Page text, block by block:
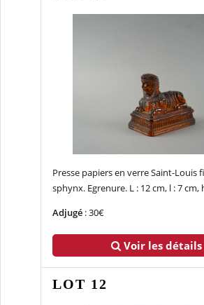
Presse papiers en verre Saint-Louis
sphynx. Egrenure. L : 12 cm, l : 7 cm,
Adjugé: 30€
Voir les détails
LOT 12